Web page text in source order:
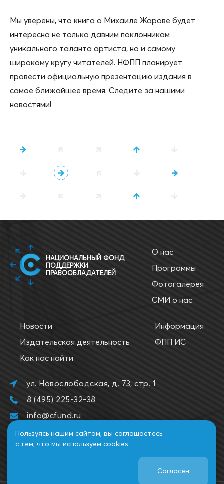
Мы уверены, что книга о Михаиле Жарове будет
интересна не только давним поклонникам
уникального таланта артиста, но и самому
широкому кругу читателей. НФПП планирует
провести официальную презентацию издания в
самое ближайшее время. Следите за нашими
новостями!
НАЦИОНАЛЬНЫЙ ФОНД
ПОДДЕРЖКИ
ПРАВООБЛАДАТЕЛЕЙ
О нас
Программы
Фотогалерея
СМИ о нас
Новости
Издательская деятельность
Как нас найти
Информация
ФПП ИС
ул. Новослободская, д. 73, стр. 1
8 (495) 225-32-38
info@cfund.ru
Пользуясь нашим сайтом, вы соглашаетесь
с тем, что мы используем cookies.
Согласен